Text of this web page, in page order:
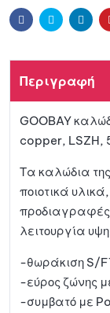
r
FacebookTwitter
Περιγραφή
GOOBAY
copper, LSZH,
Τα καλώδια
ποιοτικά
λειτουργία
-θωράκιση S/
-εύρος ζώνης
-συμβατό με